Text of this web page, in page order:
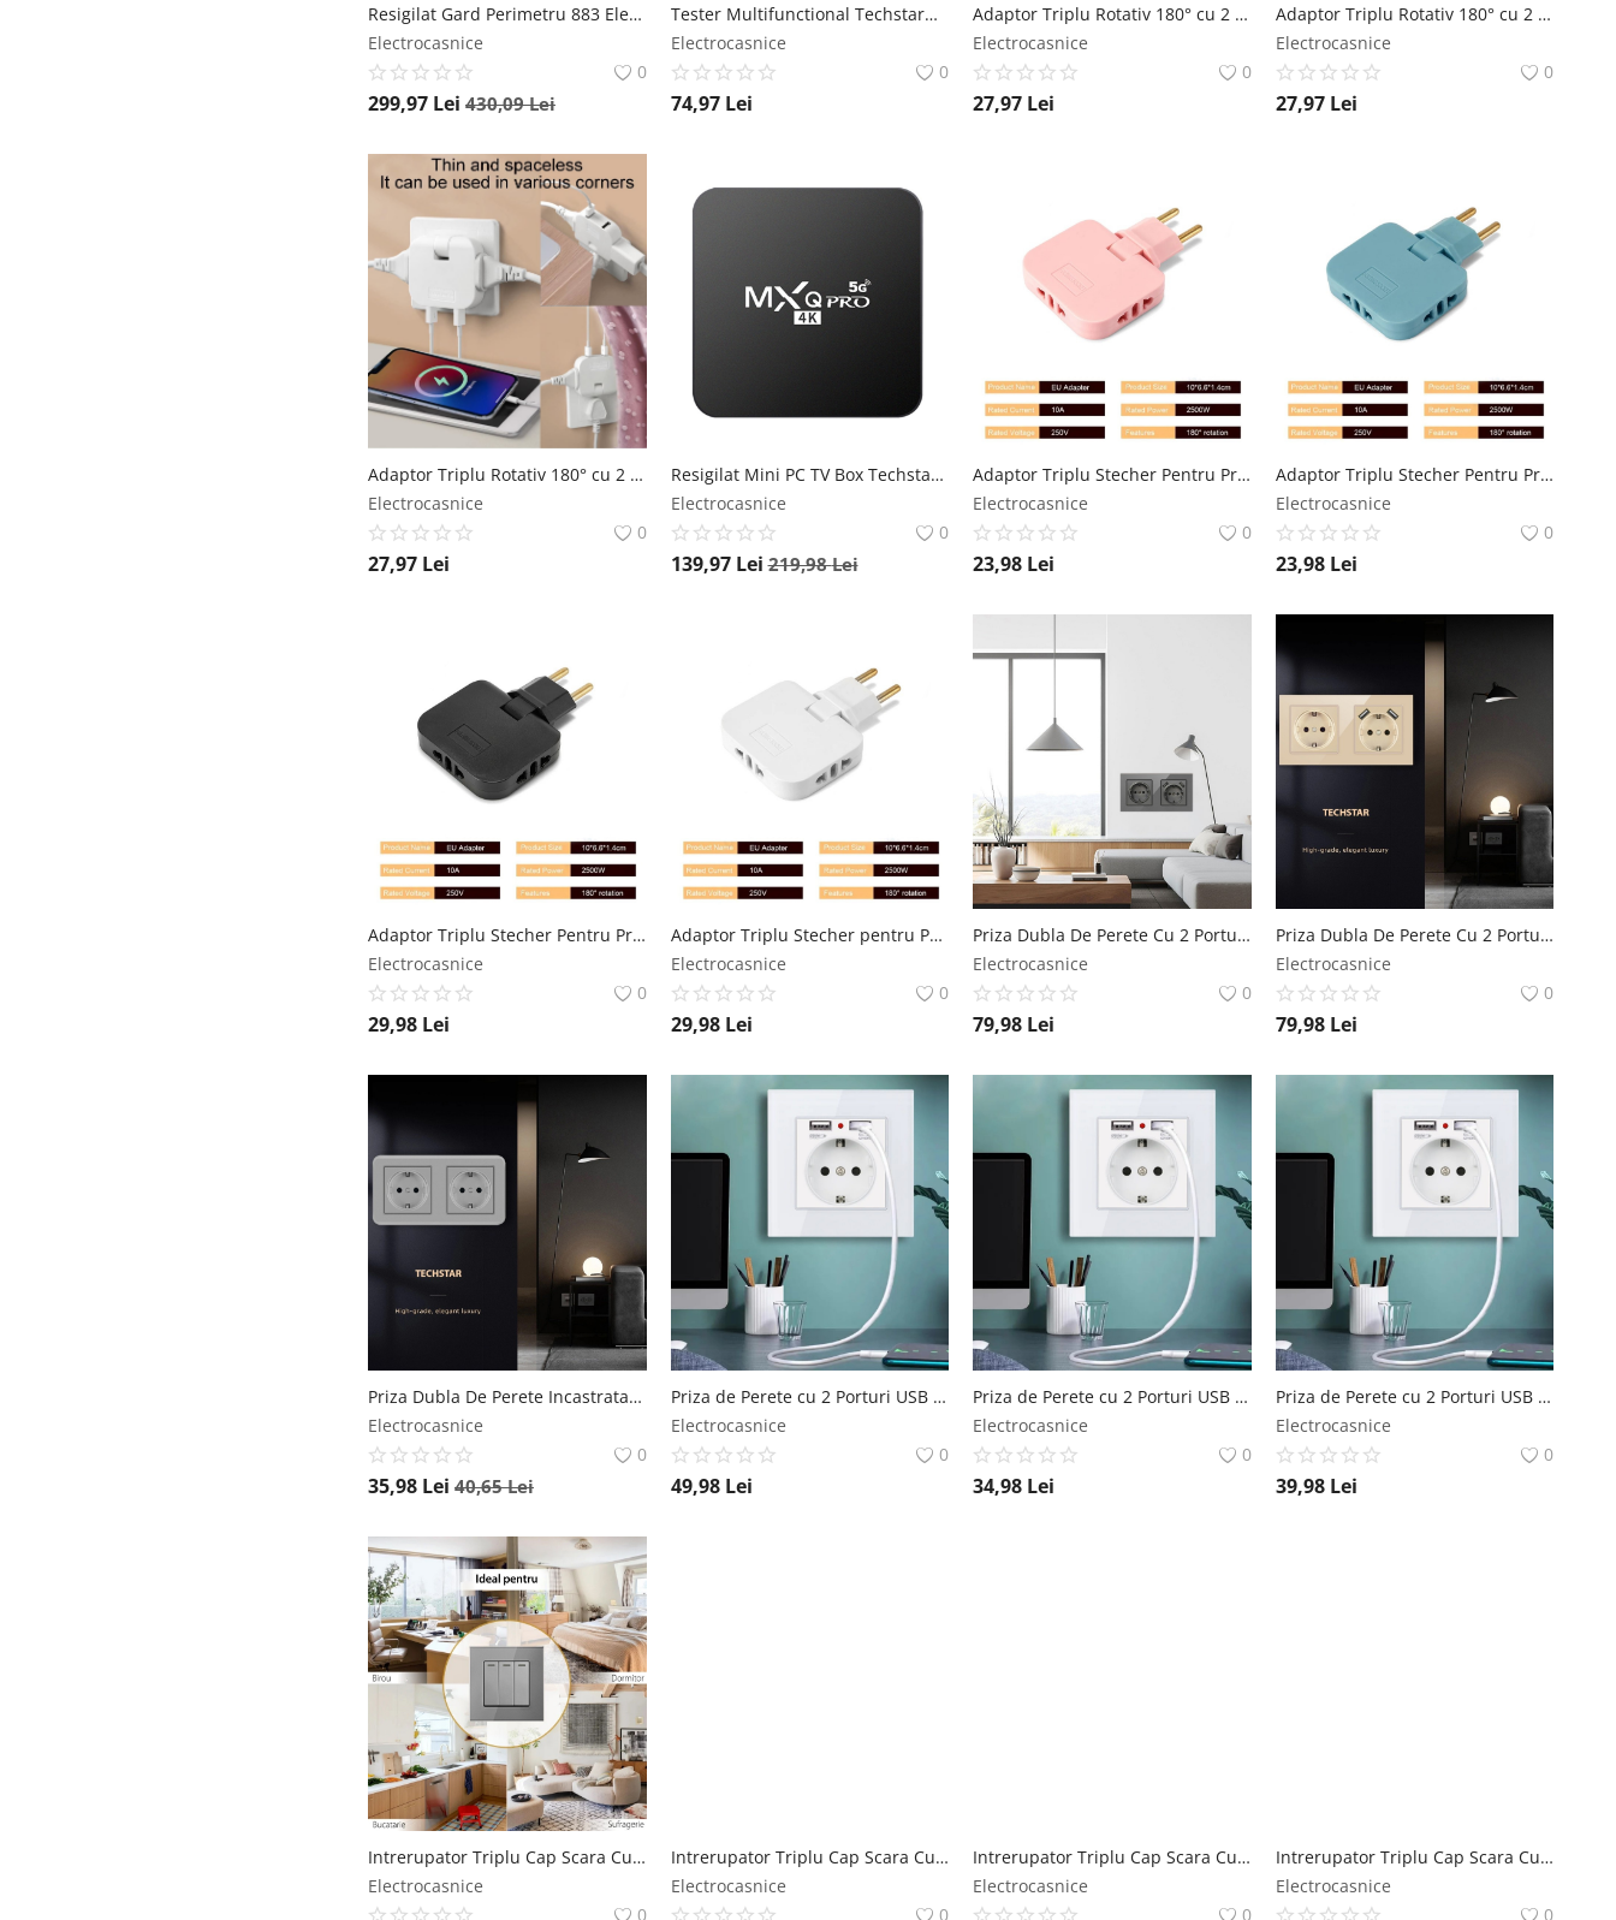
Resigilat Gard Perimetru 883 Electric Wireless 300 Metri cu 5 Nivele Plus Zgarda Pentru Dresat Techstar
Electrocasnice
0
299,97 Lei 430,09Lei
Tester Multifunctional Techstar® Portabil pentru Circuite Auto 6V-24V DC cu Cablu de 5 metri, Protectie la Suprasarcina 8A și Test de Polaritate Techstar
Electrocasnice
0
74,97 Lei
Adaptor Triplu Rotativ 180° cu 2 Prize și 2 Porturi USB Techstar®, 2500W, Albastru - Ideal pentru Spatii Inguste Techstar
Electrocasnice
0
27,97 Lei
Adaptor Triplu Rotativ 180° cu 2 Prize și 2 Porturi USB Techstar®, 2500W, Roz - Ideal pentru Spatii Inguste Techstar
Electrocasnice
0
27,97 Lei
Adaptor Triplu Rotativ 180° cu 2 Prize și 2 Porturi USB Techstar®, 2500W, Alb - Ideal pentru Spatii Inguste Techstar
Electrocasnice
0
27,97 Lei
Resigilat Mini PC TV Box Techstar® MXQ PRO, UltraHD 4K, Quad-Core 64 Bit. 4GB RAM, 512GB ROM, 5G Wireless, Ethernet, Android 10 Techstar
Electrocasnice
0
139,97 Lei 219,98Lei
Adaptor Triplu Stecher Pentru Priza Techstar® TS-A3 Cu Rotire 180°, 250V, 10A, Compatibil EU/US, Roz Techstar
Electrocasnice
0
23,98 Lei
Adaptor Triplu Stecher Pentru Priza Techstar® TS-A3 Cu Rotire 180°, 250V, 10A, Compatibil EU/US, Albastru Techstar
Electrocasnice
0
23,98 Lei
Adaptor Triplu Stecher Pentru Priza Techstar® TS-A3 Cu Rotire 180°, 250V, 10A, Compatibil EU/US, Negru Techstar
Electrocasnice
0
29,98 Lei
Adaptor Triplu Stecher pentru Priza Techstar® TS-A3 cu Rotire 180°, 250V, 10A, Compatibil EU/US, Alb Techstar
Electrocasnice
0
29,98 Lei
Priza Dubla De Perete Cu 2 Porturi USB Si Panou Din Sticla Techstar® TS-G, 110-250V, 16A, Ignifuga, 80x151mm, Gri Techstar
Electrocasnice
0
79,98 Lei
Priza Dubla De Perete Cu 2 Porturi USB Si Panou Din Sticla Techstar® TS-G, 110-250V, 16A, Ignifuga, 80x151mm, Auriu Techstar
Electrocasnice
0
79,98 Lei
Priza Dubla De Perete Incastrata Techstar® TS-PC, 110-250V, 16A, Ignifuga, 80x151mm, Gri Techstar
Electrocasnice
0
35,98 Lei 40,65Lei
Priza de Perete cu 2 Porturi USB si Rama din Sticla Techstar® TS-GL, 110-250V, 16A, Ignifuga, 86x86mm, Auriu Techstar
Electrocasnice
0
49,98 Lei
Priza de Perete cu 2 Porturi USB Techstar® TS-PC, 110-250V, 16A, Ignifuga, 86x86mm, Auriu Techstar
Electrocasnice
0
34,98 Lei
Priza de Perete cu 2 Porturi USB Techstar® TS-PC, 110-250V, 16A, Ignifuga, 86x86mm, Gri Techstar
Electrocasnice
0
39,98 Lei
Intrerupator Triplu Cap Scara Cu Panou Din Sticla Securizata Techstar® TGS 01, 220V, 16A, 86 X 86 Mm, Gri, cu 3 Faze Techstar
Electrocasnice
0
Intrerupator Triplu Cap Scara Cu Panou Din Sticla Securizata Techstar® TGS 01, 220V, 16A, 86 X 86 Mm, Negru, cu 3 Faze Techstar
Electrocasnice
0
Intrerupator Triplu Cap Scara Cu Panou Din Sticla Securizata Techstar® TGS 01, 220V, 16A, 86 X 86 Mm, Gri, cu 3 Faze Techstar
Electrocasnice
0
Intrerupator Triplu Cap Scara Cu Panou Din Sticla Securizata Techstar® TGS 01, 220V, 16A, 86 X 86 Mm, Alb, cu 3 Faze Techstar
Electrocasnice
0